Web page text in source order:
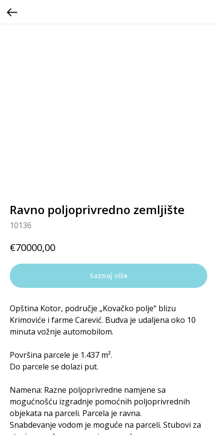
Ravno poljoprivredno zemljište
10136
€70000,00
Saznaj više
Opština Kotor, područje „Kovačko polje“ blizu
Krimoviće i farme Carević. Budva je udaljena oko 10
minuta vožnje automobilom.
Površina parcele je 1.437 m².
Do parcele se dolazi put.
Namena: Razne poljoprivredne namjene sa
mogućnošću izgradnje pomoćnih poljoprivrednih
objekata na parceli. Parcela je ravna.
Snabdevanje vodom je moguće na parceli. Stubovi za